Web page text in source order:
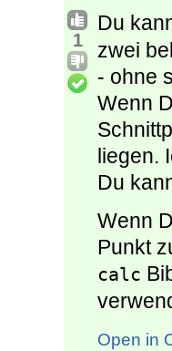
1
Du
zwei
- ohne
Wenn
liegen.
Du
Wenn
Punkt
calc
Open in